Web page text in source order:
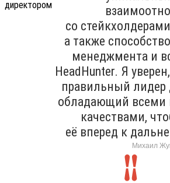
со
а также
менеджмента и
HeadHunter. Я
правильный
обладающий
качествами,
её вперед к
Михаил